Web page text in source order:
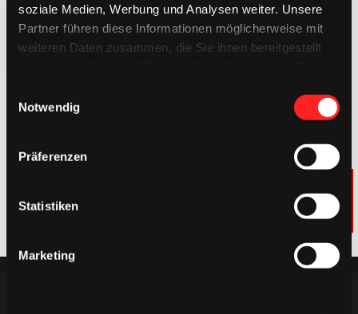
soziale Medien, Werbung und Analysen weiter. Unsere
Partner führen diese Informationen möglicherweise mit
weiteren Daten zusammen, die Sie ihnen bereitgestellt
Notwendig
Präferenzen
Statistiken
Marketing